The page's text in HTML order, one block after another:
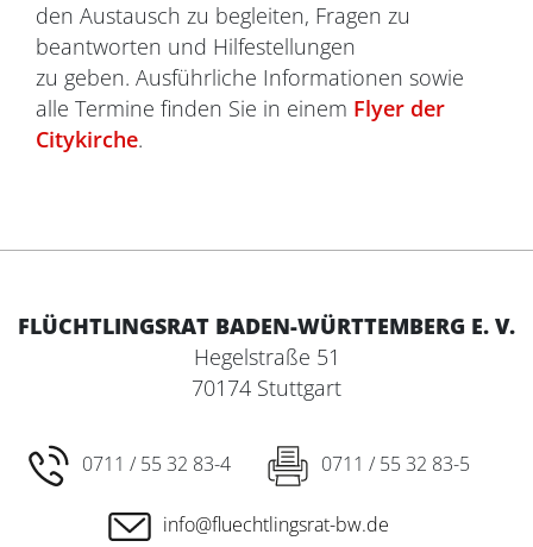
den Austausch zu begleiten, Fragen zu
beantworten und Hilfestellungen
zu geben. Ausführliche Informationen sowie
alle Termine finden Sie in einem Flyer der
Citykirche.
FLÜCHTLINGSRAT BADEN-WÜRTTEMBERG E. V.
Hegelstraße 51
70174 Stuttgart
0711 / 55 32 83-4 0711 / 55 32 83-5
info@fluechtlingsrat-bw.de